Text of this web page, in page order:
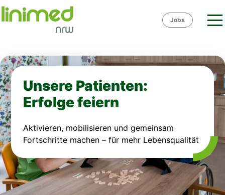
Skip
Jobs
Unsere Patienten:
Erfolge feiern
Aktivieren, mobilisieren und gemeinsam
Fortschritte machen – für mehr Lebensqualität